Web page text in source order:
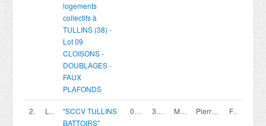
logements
collectifs à
TULLINS (38) -
Lot 09
CLOISONS -
DOUBLAGES -
FAUX
PLAFONDS
200420006 Lot 05
"SCCV TULLINS
BATTOIRS"
07/08/2026 30/09/2026 16:00 Marché privé Pierreval Agence Rhone Alpes France